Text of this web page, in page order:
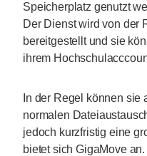
Speicherplatz genutzt
Der Dienst wird von der
bereitgestellt und sie
ihrem
In der Regel können sie
normalen
jedoch kurzfristig eine
bietet sich GigaMove